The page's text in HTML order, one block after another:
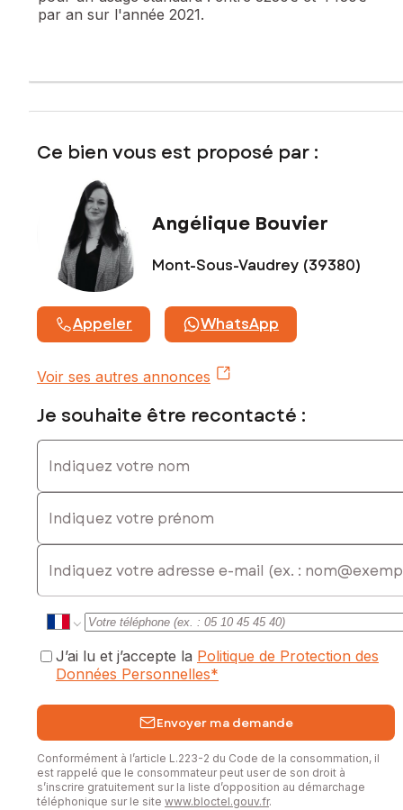
Contactez votre conseiller SAFTI : Angélique BOUVIER, Tél.
par an sur l'année 2021.
Ce bien vous est proposé par :
Angélique Bouvier
Mont-Sous-Vaudrey (39380)
Appeler WhatsApp
Voir ses autres annonces
Je souhaite être recontacté :
Indiquez votre nom
Indiquez votre prénom
E-mail
J’ai lu et j’accepte la Politique de Protection des
Données Personnelles*
Envoyer ma demande
Conformément à l’article L.223-2 du Code de la consommation, il
est rappelé que le consommateur peut user de son droit à
s’inscrire gratuitement sur la liste d’opposition au démarchage
téléphonique sur le site www.bloctel.gouv.fr.